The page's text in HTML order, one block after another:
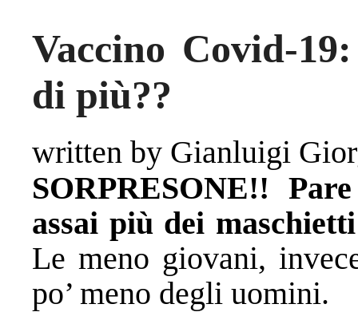
Vaccino Covid-
di più??
written by Gianluigi
SORPRESONE!!
assai più dei
Le meno giovani,
po’ meno degli uomini.